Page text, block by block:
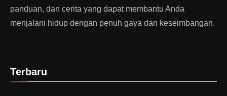
panduan, dan cerita yang dapat membantu Anda
menjalani hidup dengan penuh gaya dan keseimbangan.
Terbaru